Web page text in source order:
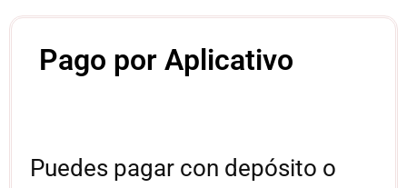
Pago por Aplicativo
Puedes pagar con depósito o